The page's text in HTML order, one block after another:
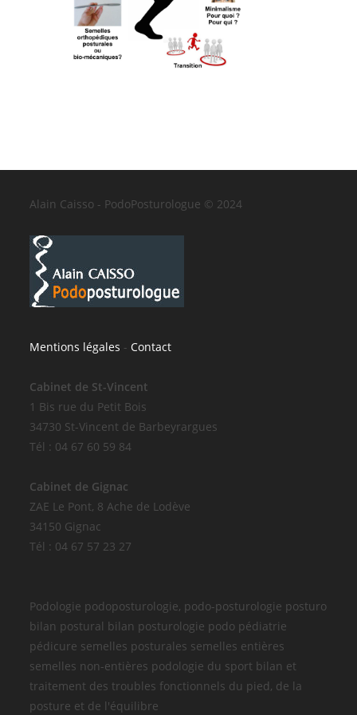
Alain Caisso - PodoPosturologue © 2024
Mentions légales -Contact
Cabinet de St-Vincent
1 Bis rue du Petit Bois
34730 St-Vincent de Barbeyrargues
Tél : 04 67 60 59 84
Cabinet de Gignac
ZAE Le Pont, 8 Ache de Lodève
34150 Gignac
Tél : 04 67 57 23 27
Podologie podoposturologie, podo-posturologie posturo
bilan postural bilan posturologie podo pédiatrie
pédicure semelles posturales semelles entières
semelles non-entières podologie du sport bilan et
traitement des troubles fonctionnels du pied, de la
posture et de l'équilibre